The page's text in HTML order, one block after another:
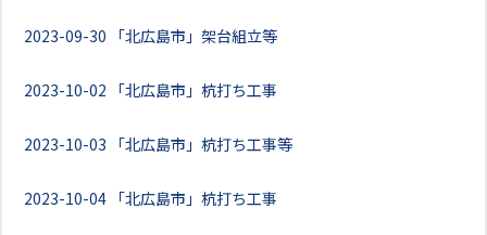
2023-09-30 「北広島市」架台組立等
2023-10-02 「北広島市」杭打ち工事
2023-10-03 「北広島市」杭打ち工事等
2023-10-04 「北広島市」杭打ち工事